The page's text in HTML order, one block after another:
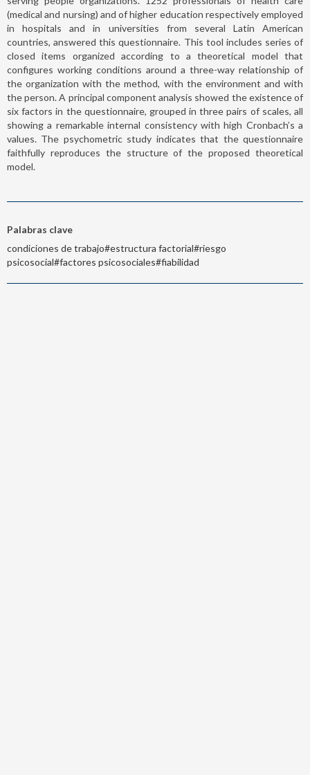
(medical and nursing) and of higher education respectively employed
in hospitals and in universities from several Latin American
countries, answered this questionnaire. This tool includes series of
closed items organized according to a theoretical model that
configures working conditions around a three-way relationship of
the organization with the method, with the environment and with
the person. A principal component analysis showed the existence of
six factors in the questionnaire, grouped in three pairs of scales, all
showing a remarkable internal consistency with high Cronbach’s a
values. The psychometric study indicates that the questionnaire
faithfully reproduces the structure of the proposed theoretical
model.
Palabras clave
condiciones de trabajo#estructura factorial#riesgo
psicosocial#factores psicosociales#fiabilidad